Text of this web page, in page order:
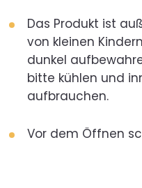
Das Produkt ist
von kleinen
dunkel
bitte kühlen und
aufbrauchen.
Vor dem Öffnen